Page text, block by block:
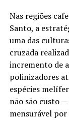
Nas regiões
Santo, a
uma das
cruzada
incremento de
polinizadores
espécies
não são custo
mensurável por